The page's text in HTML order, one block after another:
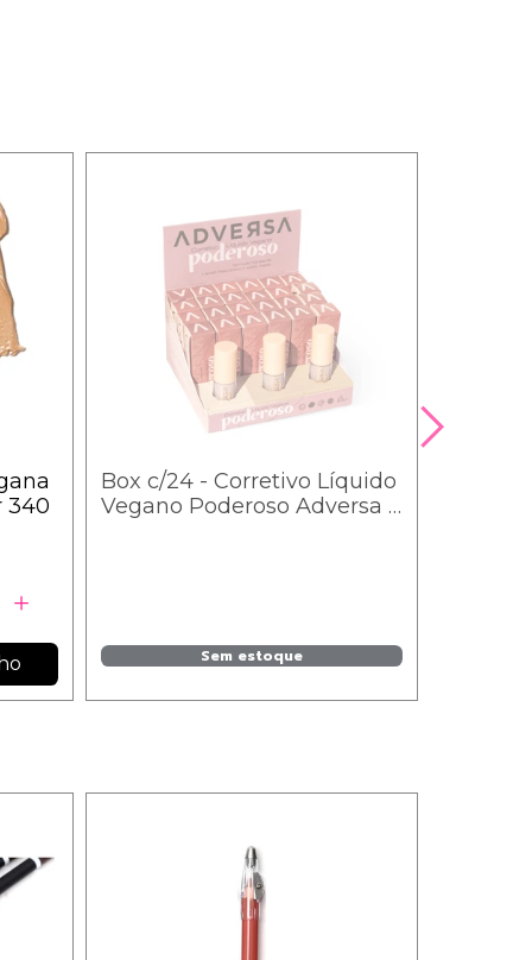
340
Box c/24 - Corretivo Líquido
Vegano Poderoso Adversa -
Sem estoque